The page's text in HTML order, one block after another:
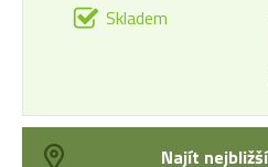
Skladem
Najít